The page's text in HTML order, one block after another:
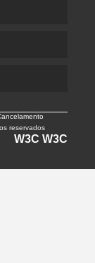
reservados
W3C W3C